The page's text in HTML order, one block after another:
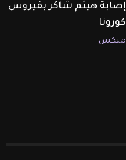
إصابة هيثم شاكر بفيروس
كورونا
ميكس